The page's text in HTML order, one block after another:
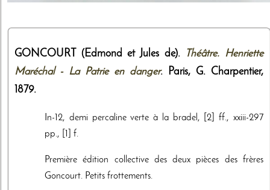
GONCOURT (Edmond et Jules de).
Théâtre. Henriette
Maréchal - La Patrie en danger. Paris, G. Charpentier,
1879.
In-12, demi percaline verte à la bradel, [2] ff., xxiii-297
pp., [1] f.
Première édition collective des deux pièces des frères
Goncourt. Petits frottements.